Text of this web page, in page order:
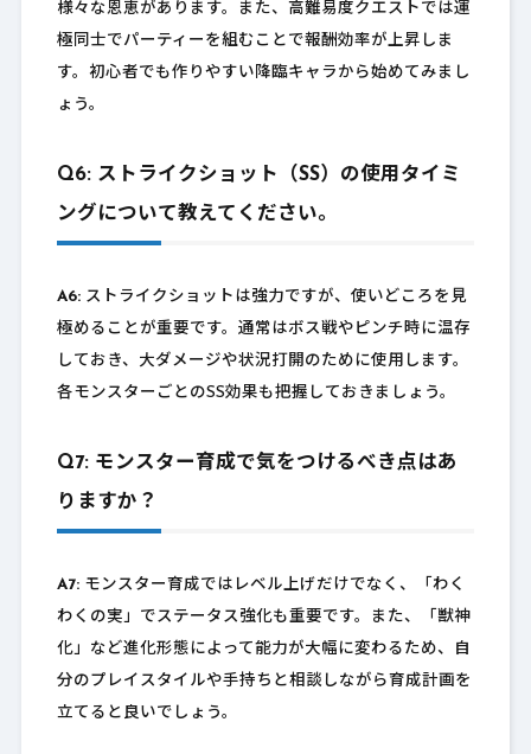
様々な恩恵があります。また、高難易度クエストでは運
極同士でパーティーを組むことで報酬効率が上昇しま
す。初心者でも作りやすい降臨キャラから始めてみまし
ょう。
Q6: ストライクショット（SS）の使用タイミ
ングについて教えてください。
A6:ストライクショットは強力ですが、使いどころを見
極めることが重要です。通常はボス戦やピンチ時に温存
しておき、大ダメージや状況打開のために使用します。
各モンスターごとのSS効果も把握しておきましょう。
Q7: モンスター育成で気をつけるべき点はあ
りますか？
A7:モンスター育成ではレベル上げだけでなく、「わく
わくの実」でステータス強化も重要です。また、「獣神
化」など進化形態によって能力が大幅に変わるため、自
分のプレイスタイルや手持ちと相談しながら育成計画を
立てると良いでしょう。